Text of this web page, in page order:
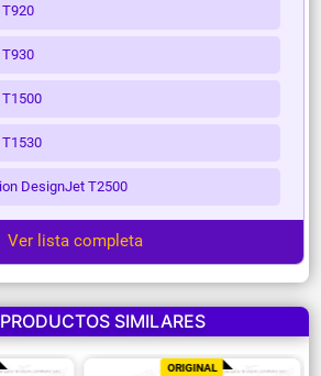
DesignJet T2500
Ver lista completa
PRODUCTOS SIMILARES
ORIGINAL